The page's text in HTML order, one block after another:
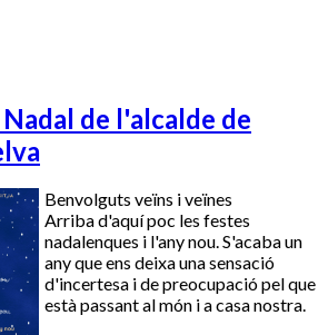
de l'alcalde de
Benvolguts veïns i veïnes
Arriba d'aquí poc les festes
nadalenques i l'any nou. S'acaba un
any que ens deixa una sensació
d'incertesa i de preocupació pel que
està passant al món i a casa nostra.